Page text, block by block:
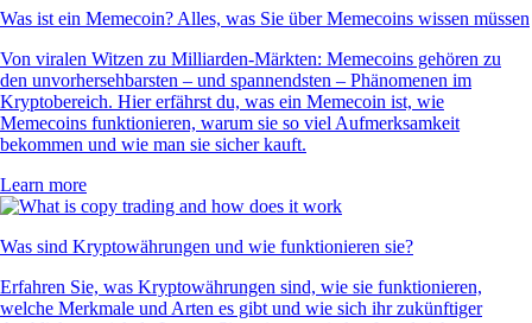
Was ist ein Memecoin? Alles, was Sie über Memecoins wissen müssen
Von viralen Witzen zu Milliarden-Märkten: Memecoins gehören zu
den unvorhersehbarsten – und spannendsten – Phänomenen im
Kryptobereich. Hier erfährst du, was ein Memecoin ist, wie
Memecoins funktionieren, warum sie so viel Aufmerksamkeit
bekommen und wie man sie sicher kauft.
Learn more
Was sind Kryptowährungen und wie funktionieren sie?
Erfahren Sie, was Kryptowährungen sind, wie sie funktionieren,
welche Merkmale und Arten es gibt und wie sich ihr zukünftiger